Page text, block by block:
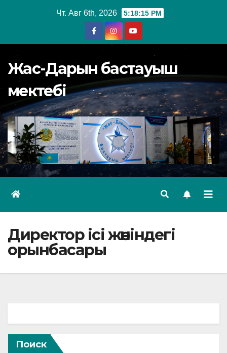
Чт. Авг 6th, 2026 5:18:16 PM
Жас-Дарын бастауыш
мектебі
Директор ісі жөніндегі
орынбасары
Поиск